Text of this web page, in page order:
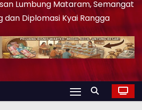
Lumbung Mataram, Semangat
dan Diplomasi Kyai Rangga